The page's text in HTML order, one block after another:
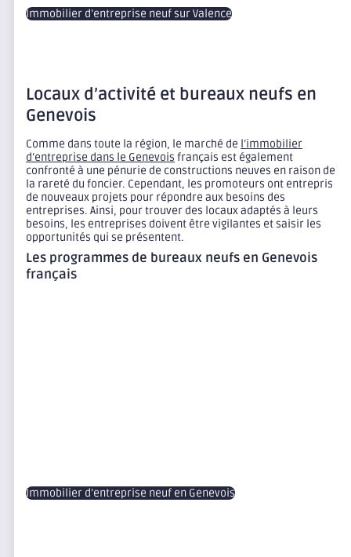
Immobilier d’entreprise neuf sur Valence
Locaux d’activité et bureaux neufs en
Genevois
Comme dans toute la région, le marché de l’immobilier
d’entreprise dans le Genevois français est également
confronté à une pénurie de constructions neuves en raison de
la rareté du foncier. Cependant, les promoteurs ont entrepris
de nouveaux projets pour répondre aux besoins des
entreprises. Ainsi, pour trouver des locaux adaptés à leurs
besoins, les entreprises doivent être vigilantes et saisir les
opportunités qui se présentent.
Les programmes de bureaux neufs en Genevois
français
Immobilier d’entreprise neuf en Genevois